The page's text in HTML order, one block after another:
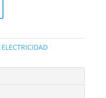
ELECTRICIDAD